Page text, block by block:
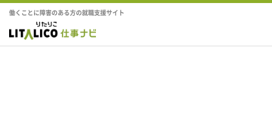
働くことに障害のある方の就職支援サイト